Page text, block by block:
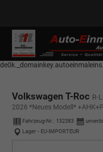
------------ Host Name :
selector1-aee-
Name : selector2._domainkey
Volkswagen T-Roc R-
2026 *Neues Modell*
Fahrzeug-Nr.: 132383
Lager - EU-IMPORTEUR